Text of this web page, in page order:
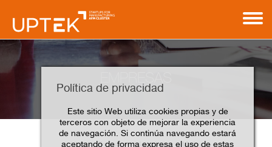
Política de privacidad
Este sitio Web utiliza cookies propias y de
terceros con objeto de mejorar la experiencia
de navegación. Si continúa navegando estará
aceptando de forma expresa el uso de estas
Home Empresas Asociados Mairu